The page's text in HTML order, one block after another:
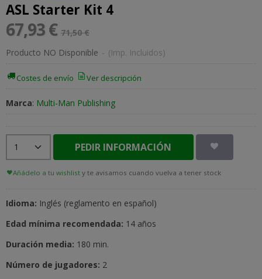
ASL Starter Kit 4
67,93 € 71,50 €
Producto NO Disponible - (Imp. Incluidos)
Costes de envío Ver descripción
Marca: Multi-Man Publishing
PEDIR INFORMACIÓN
Añádelo a tu wishlist y te avisamos cuando vuelva a tener stock
Idioma: Inglés (reglamento en español)
Edad mínima recomendada: 14 años
Duración media: 180 min.
Número de jugadores: 2